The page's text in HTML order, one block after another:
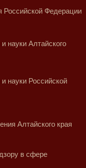
Российской Федерации
науки Алтайского
науки Российской
Алтайского края
в сфере